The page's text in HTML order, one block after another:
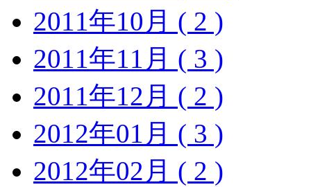
2011年10月 ( 2 )
2011年11月 ( 3 )
2011年12月 ( 2 )
2012年01月 ( 3 )
2012年02月 ( 2 )